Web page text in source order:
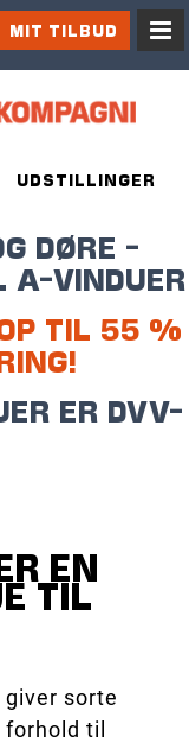
UDSTILLINGER
DØRE -
A-VINDUER
TIL 55 %
ER DVV-
MIT TILBUD
EN
TIL
sorte
til